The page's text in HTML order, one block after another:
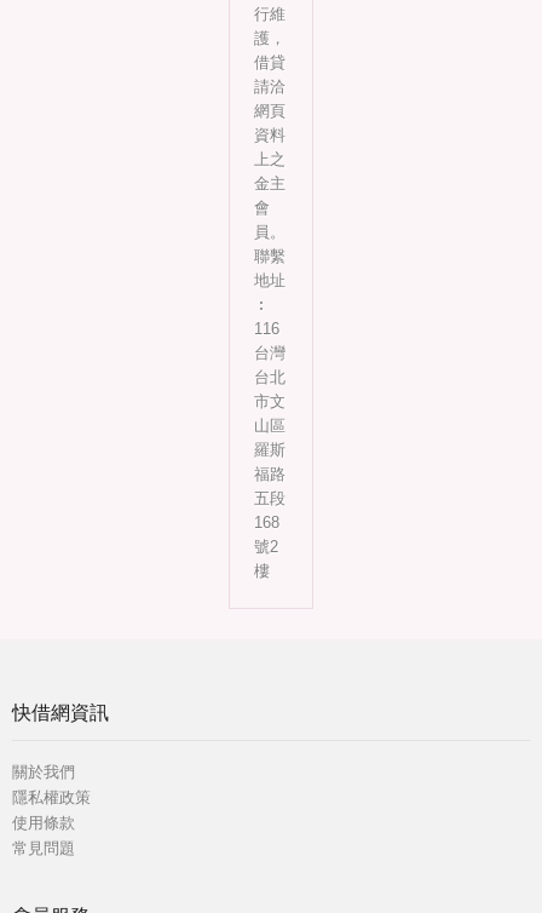
行維
護，
借貸
請洽
網頁
資料
上之
金主
會
員。
聯繫
地址
︰
116
台灣
台北
市文
山區
羅斯
福路
五段
168
號2
樓
快借網資訊
關於我們
隱私權政策
使用條款
常見問題